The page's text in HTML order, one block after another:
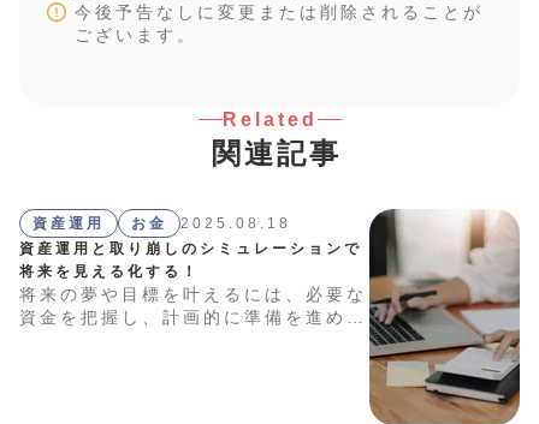
今後予告なしに変更または削除されることが
ございます。
Related
関連記事
資産運用 お金
2025.08.18
資産運用と取り崩しのシミュレーションで
将来を見える化する！
将来の夢や目標を叶えるには、必要な
資金を把握し、計画的に準備を進める